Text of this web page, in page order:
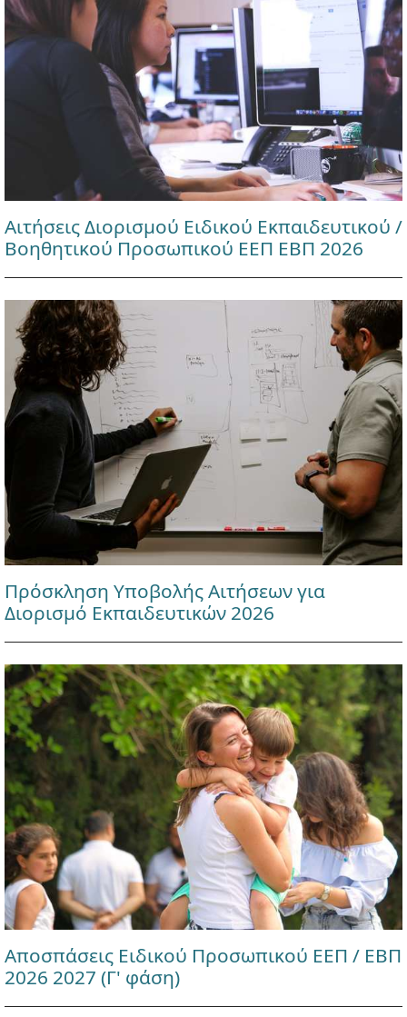
Αιτήσεις Διορισμού Ειδικού Εκπαιδευτικού /
Βοηθητικού Προσωπικού ΕΕΠ ΕΒΠ 2026
Πρόσκληση Υποβολής Αιτήσεων για
Διορισμό Εκπαιδευτικών 2026
Αποσπάσεις Ειδικού Προσωπικού ΕΕΠ / ΕΒΠ
2026 2027 (Γ' φάση)